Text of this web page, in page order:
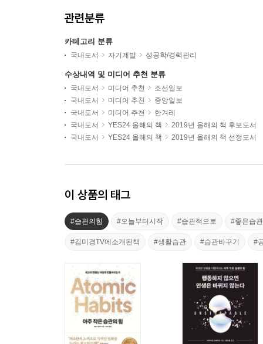
관련분류
카테고리 분류
국내도서 자기계발 성공학/경력관리
수상내역 및 미디어 추천 분류
국내도서 미디어 추천
조선일보
국내도서
미디어 추천
중앙일보
국내도서
미디어 추천
한겨레
국내도서
YES24 올해의 책
2019년 올해의 책 후보도서
국내도서
YES24 올해의 책 2019년 올해의 책 선정도서
이 상품의 태그
#습관의힘 #오늘부터시작 #습관적으로 #좋은습관
#김미경TV에소개된책 #생활습관 #습관바꾸기 #